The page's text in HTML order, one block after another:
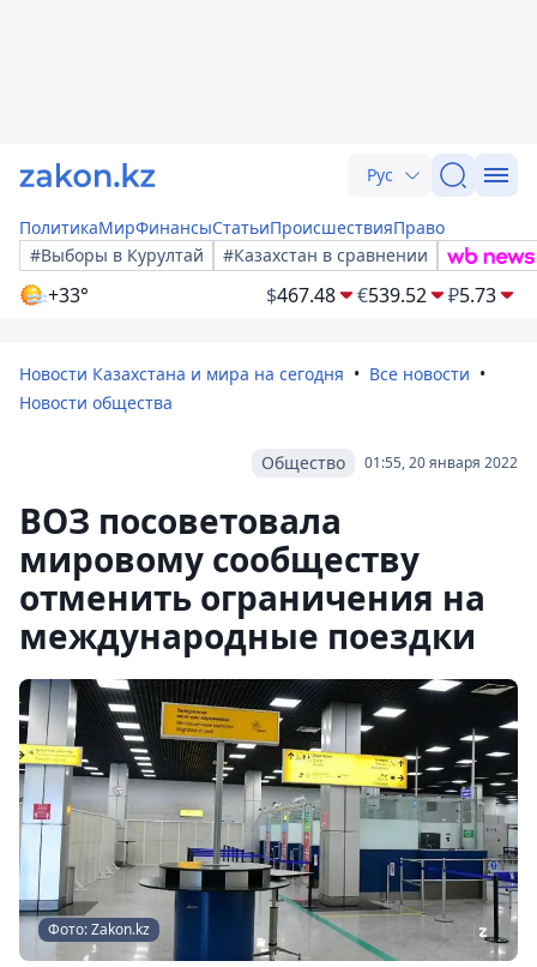
Рус
ПолитикаМирФинансыСтатьиПроисшествияПраво
#Выборы в Курултай
#Казахстан в сравнении
+33° $467.48 €539.52 ₽5.73
Новости Казахстана и мира на сегодня
Все новости
Новости общества
01:55, 20 января 2022
Общество
ВОЗ посоветовала
мировому сообществу
отменить ограничения на
международные поездки
Фото: Zakon.kz